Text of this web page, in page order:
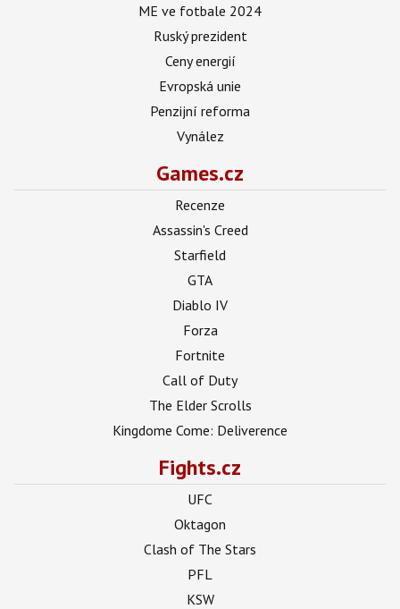
ME ve fotbale 2024
Ruský prezident
Ceny energií
Evropská unie
Penzijní reforma
Vynález
Games.cz
Recenze
Assassin's Creed
Starfield
GTA
Diablo IV
Forza
Fortnite
Call of Duty
The Elder Scrolls
Kingdome Come: Deliverence
Fights.cz
UFC
Oktagon
Clash of The Stars
PFL
KSW